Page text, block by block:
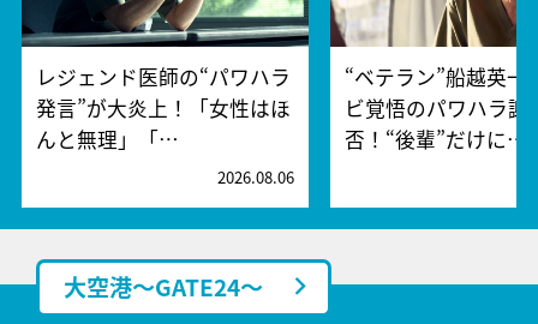
レジェンド医師の“パワハラ
発言”が大炎上！「女性はほ
んと無理」「…
2026.08.06
“ベテラン”船越英一
ビ覚悟のパワハラ謝
否！“後輩”だけに…
大空港～GATE24～